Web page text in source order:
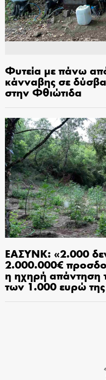
Φυτεία με πάνω
κάνναβης σε
στην Φθιώτιδα
ΕΑΣΥΝΚ: «2.000
2.000.000€
η ηχηρή απάντηση
των 1.000 ευρώ